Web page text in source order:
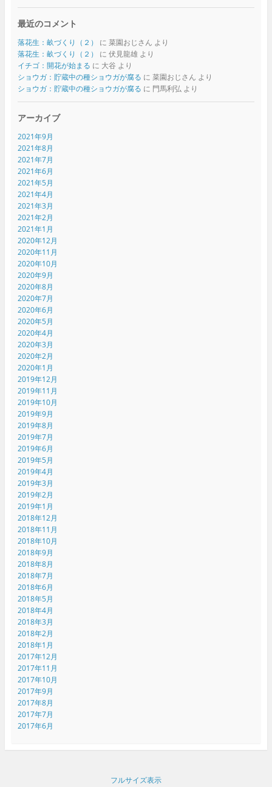
最近のコメント
落花生：畝づくり（２） に 菜園おじさん より
落花生：畝づくり（２）
に 伏見龍雄より
イチゴ：開花が始まる に 大谷 より
ショウガ：貯蔵中の種ショウガが腐る に 菜園おじさん より
ショウガ：貯蔵中の種ショウガが腐る に 門馬利弘 より
アーカイブ
2021年9月
2021年8月
2021年7月
2021年6月
2021年5月
2021年4月
2021年3月
2021年2月
2021年1月
2020年12月
2020年11月
2020年10月
2020年9月
2020年8月
2020年7月
2020年6月
2020年5月
2020年4月
2020年3月
2020年2月
2020年1月
2019年12月
2019年11月
2019年10月
2019年9月
2019年8月
2019年7月
2019年6月
2019年5月
2019年4月
2019年3月
2019年2月
2019年1月
2018年12月
2018年11月
2018年10月
2018年9月
2018年8月
2018年7月
2018年6月
2018年5月
2018年4月
2018年3月
2018年2月
2018年1月
2017年12月
2017年11月
2017年10月
2017年9月
2017年8月
2017年7月
2017年6月
フルサイズ表示